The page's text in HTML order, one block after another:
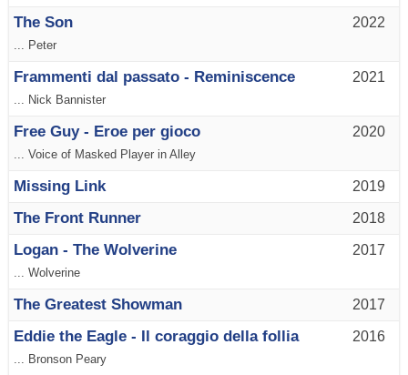
2022
The Son
... Peter
2021
Frammenti dal passato - Reminiscence
... Nick Bannister
2020
Free Guy - Eroe per gioco
... Voice of Masked Player in Alley
2019
Missing Link
2018
The Front Runner
2017
Logan - The Wolverine
... Wolverine
2017
The Greatest Showman
2016
Eddie the Eagle - Il coraggio della follia
... Bronson Peary